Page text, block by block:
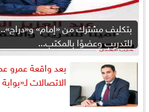
بتكليف مشترك من «إمام» و«دراج»..
للتدريب وعضوًا بالمكتب...
بعد واقعة عمرو
الاتصالات